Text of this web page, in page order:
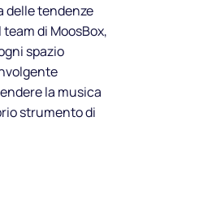
delle tendenze
di MoosBox,
spazio
la musica
strumento di